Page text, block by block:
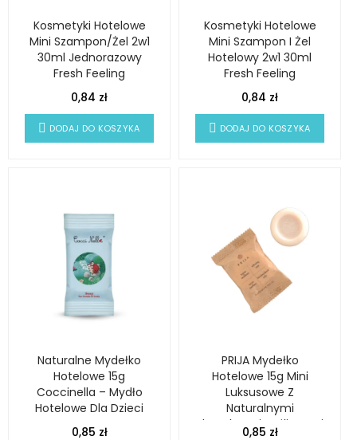
Kosmetyki Hotelowe
Mini Szampon/Żel 2w1
30ml Jednorazowy
Fresh Feeling
0,84 zł
DODAJ DO KOSZYKA
Kosmetyki Hotelowe
Mini Szampon I Żel
Hotelowy 2w1 30ml
Fresh Feeling
0,84 zł
DODAJ DO KOSZYKA
Naturalne Mydełko
Hotelowe 15g
Coccinella – Mydło
Hotelowe Dla Dzieci
0,85 zł
PRIJA Mydełko
Hotelowe 15g Mini
Luksusowe Z
Naturalnymi
Ekstraktami Roślinnymi
0,85 zł